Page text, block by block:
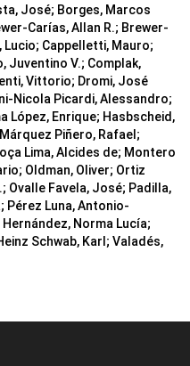
José; Borges, Marcos
Carías, Allan R.; Brewer-
Lucio; Cappelletti, Mauro;
Juventino V.; Complak,
Vittorio; Dromi, José
Nicola Picardi, Alessandro;
López, Enrique; Hasbscheid,
Piñero, Rafael;
Lima, Alcides de; Montero
Oldman, Oliver; Ortiz
Ovalle Favela, José; Padilla,
Pérez Luna, Antonio-
Norma Lucía;
Schwab, Karl; Valadés,